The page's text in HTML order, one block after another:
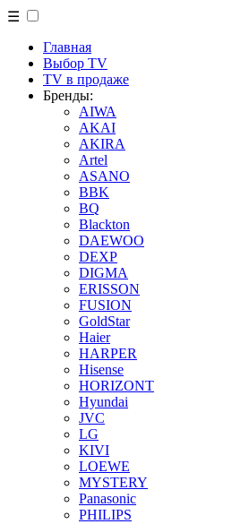
☰
Главная
Выбор TV
TV в продаже
Бренды:
AIWA
AKAI
AKIRA
Artel
ASANO
BBK
BQ
Blackton
DAEWOO
DEXP
DIGMA
ERISSON
FUSION
GoldStar
Haier
HARPER
Hisense
HORIZONT
Hyundai
JVC
LG
KIVI
LOEWE
MYSTERY
Panasonic
PHILIPS